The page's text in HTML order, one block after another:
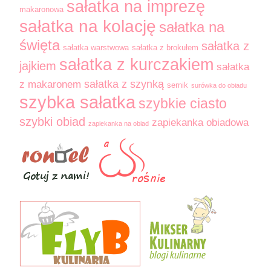
makaronowa sałatka na imprezę
sałatka na kolację sałatka na
święta sałatka warstwowa sałatka z brokułem sałatka z
jajkiem sałatka z kurczakiem sałatka
z makaronem sałatka z szynką sernik surówka do obiadu
szybka sałatka szybkie ciasto
szybki obiad zapiekanka na obiad zapiekanka obiadowa